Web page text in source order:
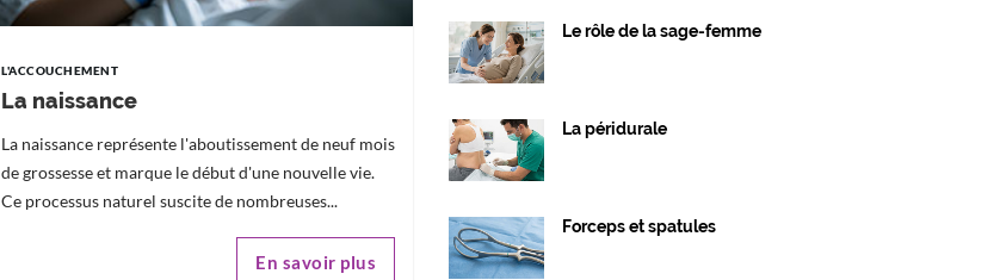
L'ACCOUCHEMENT
La naissance
La naissance représente l'aboutissement de neuf mois
de grossesse et marque le début d'une nouvelle vie.
Ce processus naturel suscite de nombreuses...
En savoir plus
Le rôle de la sage-femme
La péridurale
Forceps et spatules